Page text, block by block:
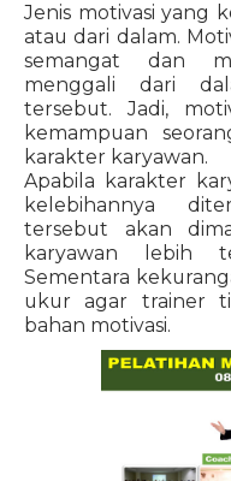
Jenis motivasi yang
atau dari dalam.
semangat dan
menggali dari
tersebut. Jadi,
kemampuan
karakter karyawan.
Apabila karakter
kelebihannya
tersebut akan
karyawan lebih
Sementara
ukur agar trainer
bahan motivasi.